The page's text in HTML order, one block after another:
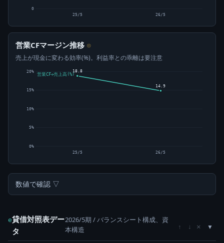
0
25/5 26/5
営業CFマージン推移 ⊙
売上が現金に変わる効率(%)。利益率との乖離は要注意
0%
5%
10%
15%
20% 18.8
25/5
14.9
26/5
営業CF÷売上高(%)
数値で確認 ▽
e貸借対照表デー
タ
2026/5期 / バランスシート構成、資
本構造
↑ ↓ ×